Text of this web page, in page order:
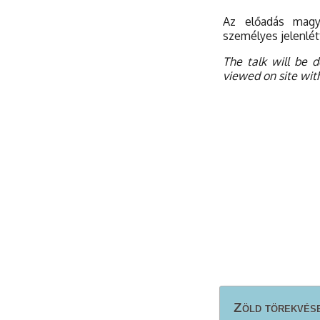
Az előadás
személyes
The talk will be
viewed on site
Zöld
Zöld